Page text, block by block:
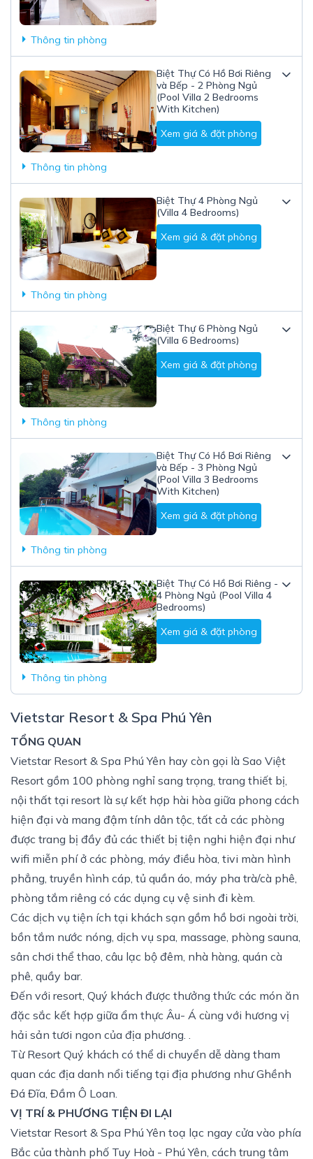
Thông tin phòng
Biệt Thự Có Hồ Bơi Riêng
và Bếp - 2 Phòng Ngủ
(Pool Villa 2 Bedrooms
With Kitchen)
Xem giá & đặt phòng
Thông tin phòng
Biệt Thự 4 Phòng Ngủ
(Villa 4 Bedrooms)
Xem giá & đặt phòng
Thông tin phòng
Biệt Thự 6 Phòng Ngủ
(Villa 6 Bedrooms)
Xem giá & đặt phòng
Thông tin phòng
Biệt Thự Có Hồ Bơi Riêng
và Bếp - 3 Phòng Ngủ
(Pool Villa 3 Bedrooms
With Kitchen)
Xem giá & đặt phòng
Thông tin phòng
Biệt Thự Có Hồ Bơi Riêng -
4 Phòng Ngủ (Pool Villa 4
Bedrooms)
Xem giá & đặt phòng
Thông tin phòng
Vietstar Resort & Spa Phú Yên
TỔNG QUAN
Vietstar Resort & Spa Phú Yên hay còn gọi là Sao Việt
Resort gồm 100 phòng nghỉ sang trọng, trang thiết bị,
nội thất tại resort là sự kết hợp hài hòa giữa phong cách
hiện đại và mang đậm tính dân tộc, tất cả các phòng
được trang bị đầy đủ các thiết bị tiện nghi hiện đại như
wifi miễn phí ở các phòng, máy điều hòa, tivi màn hình
phẳng, truyền hình cáp, tủ quần áo, máy pha trà/cà phê,
phòng tắm riêng có các dụng cụ vệ sinh đi kèm.
Các dịch vụ tiện ích tại khách sạn gồm hồ bơi ngoài trời,
bồn tắm nước nóng, dịch vụ spa, massage, phòng sauna,
sân chơi thể thao, câu lạc bộ đêm, nhà hàng, quán cà
phê, quầy bar.
Đến với resort, Quý khách được thưởng thức các món ăn
đặc sắc kết hợp giữa ẩm thực Âu- Á cùng với hương vị
hải sản tươi ngon của địa phương. .
Từ Resort Quý khách có thể di chuyển dễ dàng tham
quan các địa danh nổi tiếng tại địa phương như Ghềnh
Đá Đĩa, Đầm Ô Loan.
VỊ TRÍ & PHƯƠNG TIỆN ĐI LẠI
Vietstar Resort & Spa Phú Yên toạ lạc ngay cửa vào phía
Bắc của thành phố Tuy Hoà - Phú Yên, cách trung tâm